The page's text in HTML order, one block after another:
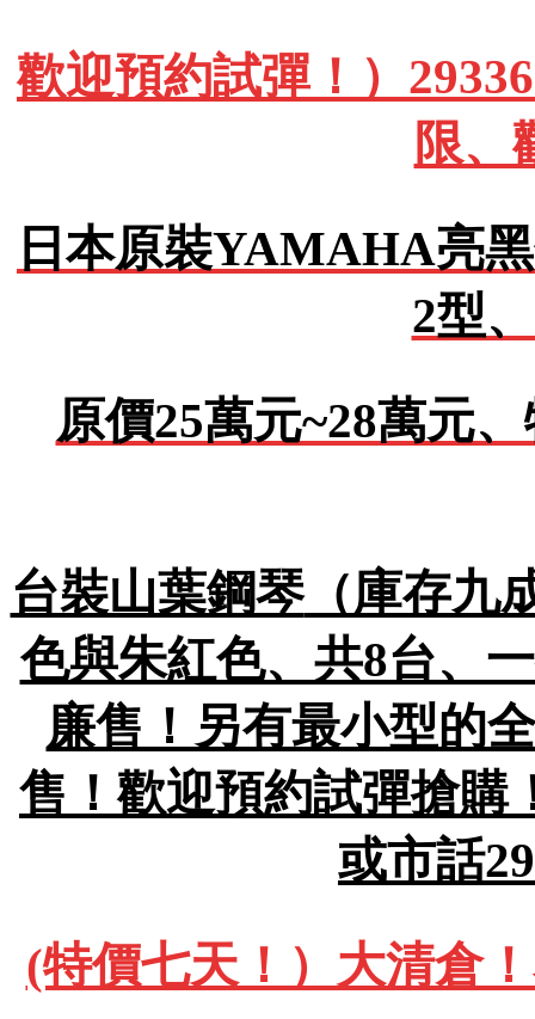
歡迎預約試彈！）
限、
日本原裝YAMAHA亮
2型
原價25萬元~28萬元
台裝山葉鋼琴（庫存九
色與朱紅色、共8台、
廉售！另有最小型的
售！歡迎預約試彈搶購
或市話
(特價七天！）大清倉